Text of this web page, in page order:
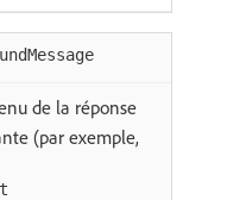
de la réponse
(par exemple,